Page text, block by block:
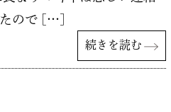
ので […]
続きを読む